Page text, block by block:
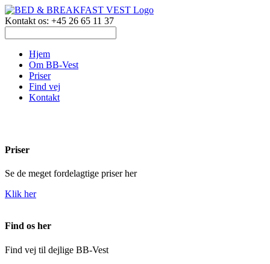
Kontakt os: +45 26 65 11 37
Hjem
Om BB-Vest
Priser
Find vej
Kontakt
Priser
Se de meget fordelagtige priser her
Klik her
Find os her
Find vej til dejlige BB-Vest